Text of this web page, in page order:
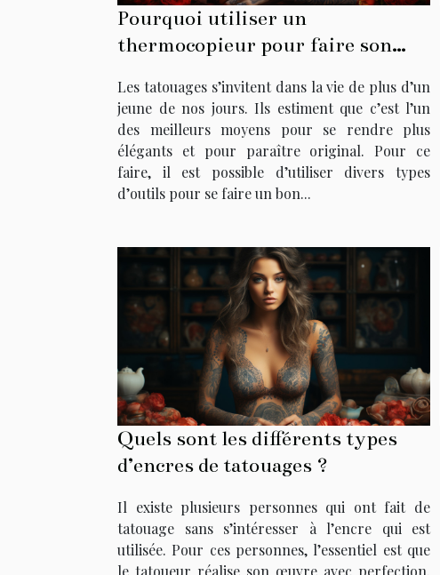
Pourquoi utiliser un
thermocopieur pour faire son
Les tatouages s’invitent dans la vie de plus d’un
jeune de nos jours. Ils estiment que c’est l’un
des meilleurs moyens pour se rendre plus
élégants et pour paraître original. Pour ce
faire, il est possible d’utiliser divers types
d’outils pour se faire un bon...
Quels sont les différents types
d’encres de tatouages ?
Il existe plusieurs personnes qui ont fait de
tatouage sans s’intéresser à l’encre qui est
utilisée. Pour ces personnes, l’essentiel est que
le tatoueur réalise son œuvre avec perfection.